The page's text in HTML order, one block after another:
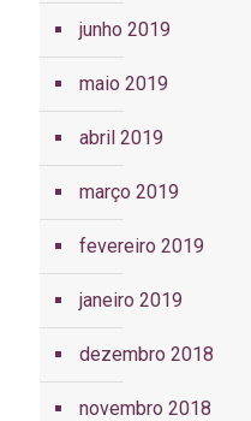
junho 2019
maio 2019
abril 2019
março 2019
fevereiro 2019
janeiro 2019
dezembro 2018
novembro 2018